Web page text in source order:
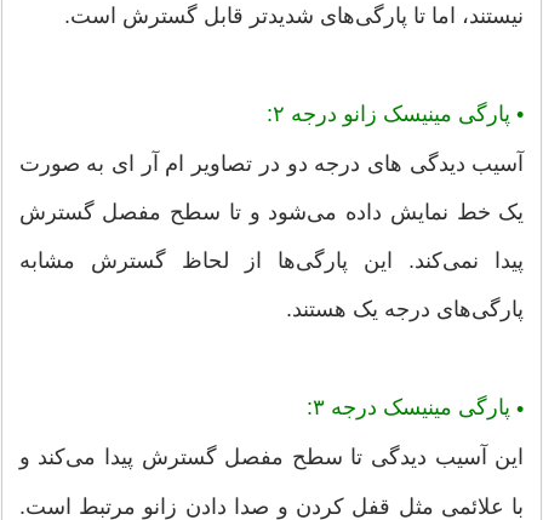
نیستند، اما تا پارگی‌های شدیدتر قابل گسترش است.
• پارگی مینیسک زانو درجه ۲:
آسیب دیدگی های درجه دو در تصاویر ام آر ای به صورت
یک خط نمایش داده می‌شود و تا سطح مفصل گسترش
پیدا نمی‌کند. این پارگی‌ها از لحاظ گسترش مشابه
پارگی‌های درجه یک هستند.
•پارگی مینیسک درجه ۳:
این آسیب دیدگی تا سطح مفصل گسترش پیدا می‌کند و
با علائمی مثل قفل کردن و صدا دادن زانو مرتبط است.